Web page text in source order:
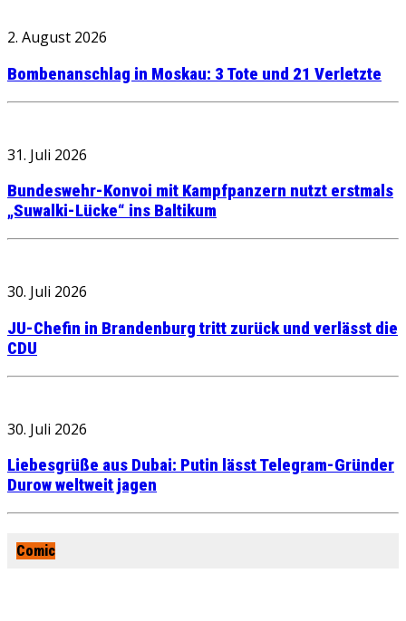
2. August 2026
Bombenanschlag in Moskau: 3 Tote und 21 Verletzte
31. Juli 2026
Bundeswehr-Konvoi mit Kampfpanzern nutzt erstmals
„Suwalki-Lücke“ ins Baltikum
30. Juli 2026
JU-Chefin in Brandenburg tritt zurück und verlässt die
CDU
30. Juli 2026
Liebesgrüße aus Dubai: Putin lässt Telegram-Gründer
Durow weltweit jagen
Comic